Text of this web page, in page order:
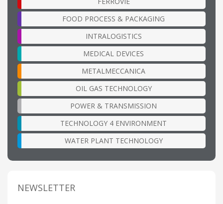
FOOD PROCESS & PACKAGING
INTRALOGISTICS
MEDICAL DEVICES
METALMECCANICA
OIL GAS TECHNOLOGY
POWER & TRANSMISSION
TECHNOLOGY 4 ENVIRONMENT
WATER PLANT TECHNOLOGY
NEWSLETTER